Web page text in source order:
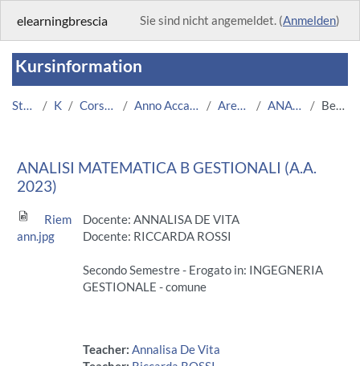
elearningbrescia Sie sind nicht angemeldet. (Anmelden)
Kursinformation
Startseite Kurse Corsi Istituzionali Anno Accademico 2023/2024 Area Ingegneria ANALISI B 23/24 Beschreibung
ANALISI MATEMATICA B GESTIONALI (A.A.
2023)
Riem
ann.jpg
Docente: ANNALISA DE VITA
Docente: RICCARDA ROSSI
Secondo Semestre - Erogato in: INGEGNERIA
GESTIONALE - comune
Teacher: Annalisa De Vita